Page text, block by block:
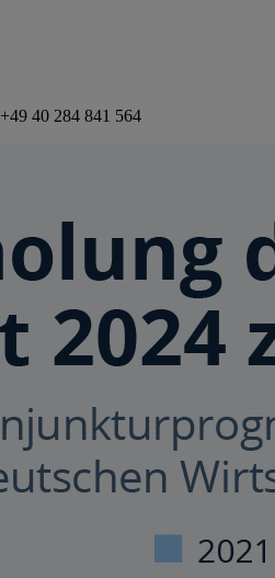
+49 40 284 841 564